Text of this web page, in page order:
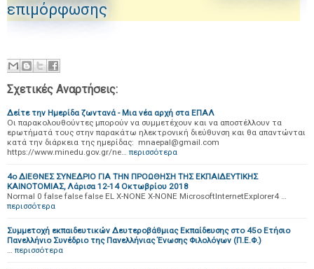
επιμόρφωσης
Σχετικές Αναρτήσεις:
Δείτε την Ημερίδα ζωντανά - Μια νέα αρχή στα ΕΠΑΛ
Οι παρακολουθούντες μπορούν να συμμετέχουν και να αποστέλλουν τα
ερωτήματά τους στην παρακάτω ηλεκτρονική διεύθυνση και θα απαντώνται
κατά την διάρκεια της ημερίδας: mnaepal@gmail.com
https://www.minedu.gov.gr/ne… περισσότερα
4ο ΔΙΕΘΝΕΣ ΣΥΝΕΔΡΙΟ ΓΙΑ ΤΗΝ ΠΡΟΩΘΗΣΗ ΤΗΣ ΕΚΠΑΙΔΕΥΤΙΚΗΣ
ΚΑΙΝΟΤΟΜΙΑΣ, Λάρισα 12-14 Οκτωβρίου 2018
Normal 0 false false false EL X-NONE X-NONE MicrosoftInternetExplorer4 …
περισσότερα
Συμμετοχή εκπαιδευτικών Δευτεροβάθμιας Εκπαίδευσης στο 45ο Ετήσιο
Πανελλήνιο Συνέδριο της Πανελλήνιας Ένωσης Φιλολόγων (Π.Ε.Φ.)
… περισσότερα